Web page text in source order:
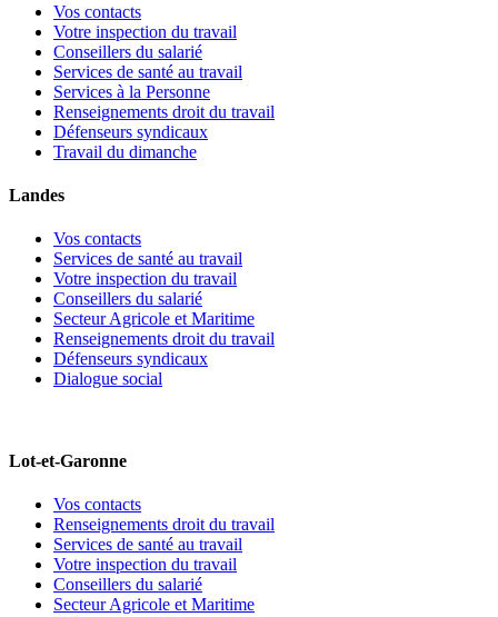
Vos contacts
Votre inspection du travail
Conseillers du salarié
Services de santé au travail
Services à la Personne
Renseignements droit du travail
Défenseurs syndicaux
Travail du dimanche
Landes
Vos contacts
Services de santé au travail
Votre inspection du travail
Conseillers du salarié
Secteur Agricole et Maritime
Renseignements droit du travail
Défenseurs syndicaux
Dialogue social
Lot-et-Garonne
Vos contacts
Renseignements droit du travail
Services de santé au travail
Votre inspection du travail
Conseillers du salarié
Secteur Agricole et Maritime